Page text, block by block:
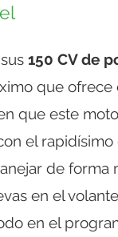
150 CV de
que ofrece
que este
el
de forma
en el
en el